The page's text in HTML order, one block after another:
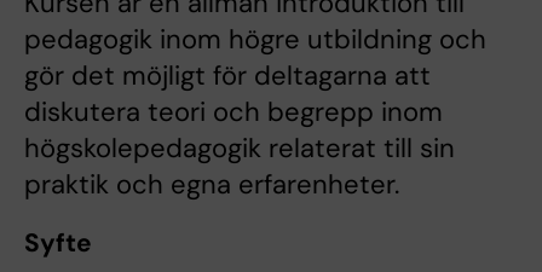
pedagogik inom högre utbildning och
gör det möjligt för ‎deltagarna att
diskutera teori och begrepp inom
högskolepedagogik relaterat till sin
praktik och ‎egna erfarenheter.‎
Syfte